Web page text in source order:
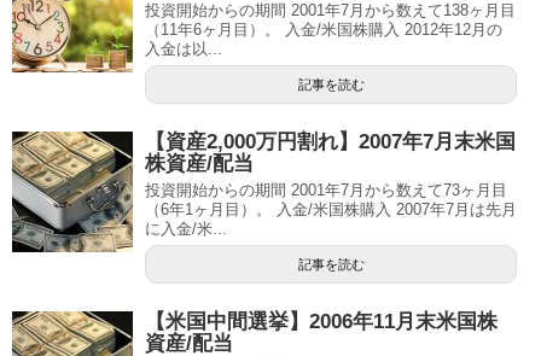
投資開始からの期間 2001年7月から数えて138ヶ月目
（11年6ヶ月目）。 入金/米国株購入 2012年12月の
入金は以...
記事を読む
【資産2,000万円割れ】2007年7月末米国
株資産/配当
投資開始からの期間 2001年7月から数えて73ヶ月目
（6年1ヶ月目）。 入金/米国株購入 2007年7月は先月
に入金/米...
記事を読む
【米国中間選挙】2006年11月末米国株
資産/配当